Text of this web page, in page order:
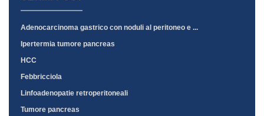
Adenocarcinoma gastrico con noduli al peritoneo e ...
Ipertermia tumore pancreas
HCC
Febbricciola
Linfoadenopatie retroperitoneali
Tumore pancreas